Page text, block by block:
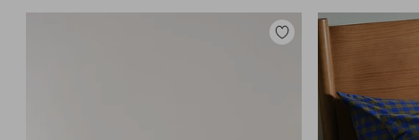
Lisää
suosikkeihin